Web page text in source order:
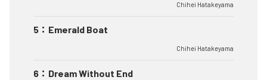
Chihei Hatakeyama
5 ： Emerald Boat
Chihei Hatakeyama
6 ： Dream Without End